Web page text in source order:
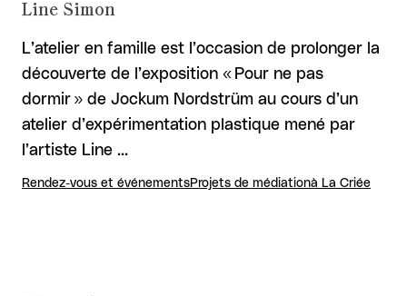
Line Simon
L’atelier en famille est l’occasion de prolonger la
découverte de l’exposition « Pour ne pas
dormir » de Jockum Nordstrüm au cours d’un
atelier d’expérimentation plastique mené par
l’artiste Line …
Rendez-vous et événementsProjets de médiationà La Criée